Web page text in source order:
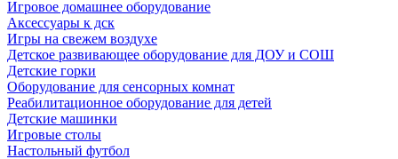
Игровое домашнее оборудование
Аксессуары к дск
Игры на свежем воздухе
Детское развивающее оборудование для ДОУ и СОШ
Детские горки
Оборудование для сенсорных комнат
Реабилитационное оборудование для детей
Детские машинки
Игровые столы
Настольный футбол